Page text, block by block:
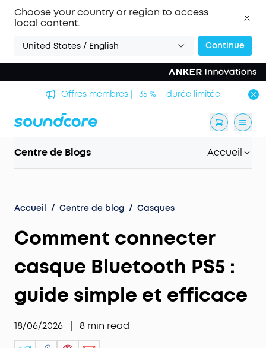
Choose your country or region to access
local content.
United States / English Continue
Offres membres | -35 % – durée limitée.
Centre de Blogs Accueil
Accueil / Centre de blog / Casques
Comment connecter
casque Bluetooth PS5 :
guide simple et efficace
18/06/2026 8 min read